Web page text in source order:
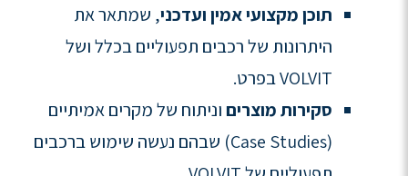
תוכן מקצועי אמין ועדכני, שמתאר את
היתרונות של רכבים תפעוליים בכלל ושל
VOLVIT בפרט.
סקירות מוצריםוניתוח של מקרים אמיתיים
(Case Studies) שבהם נעשה שימוש ברכבים